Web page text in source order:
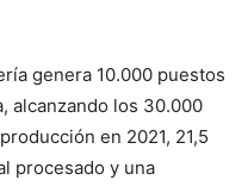
genera 10.000 puestos
alcanzando los 30.000
en 2021, 21,5
procesado y una